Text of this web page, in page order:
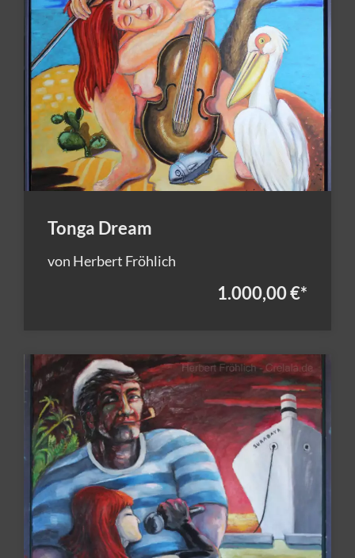
Tonga Dream
von Herbert Fröhlich
1.000,00 €*